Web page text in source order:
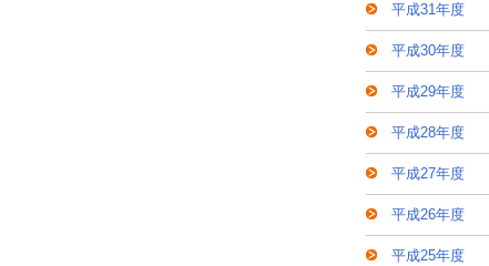
平成31年度
平成30年度
平成29年度
平成28年度
平成27年度
平成26年度
平成25年度